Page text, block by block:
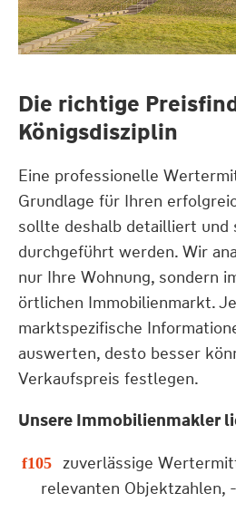
Die richtige
Königsdisziplin
Eine professionelle
Grundlage für Ihren
sollte deshalb detailliert und
durchgeführt werden. Wir
nur Ihre Wohnung, sondern
örtlichen Immobilienmarkt.
marktspezifische
auswerten, desto besser
Verkaufspreis festlegen.
Unsere Immobilienmakler
zuverlässige
relevanten Objektzahlen,